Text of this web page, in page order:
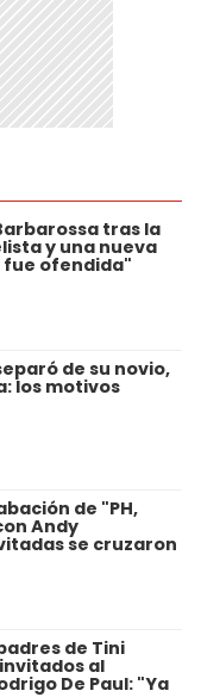
tras la
y una nueva
fue ofendida"
de su novio,
los motivos
de "PH,
Andy
se cruzaron
de Tini
al
De Paul: "Ya